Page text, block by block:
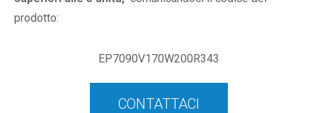
prodotto:
EP7090V170W200R343
CONTATTACI